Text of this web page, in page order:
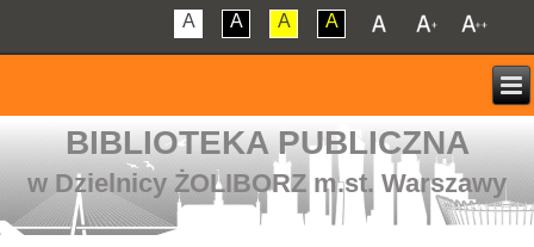
A A A A
BIBLIOTEKA PUBLICZNA
w Dzielnicy ŻOLIBORZ m.st. Warszawy